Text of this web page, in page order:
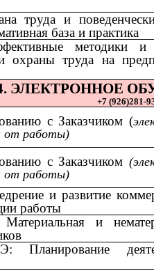
труда и
база и практика
методики и
охраны труда на
ЭЛЕКТРОННОЕ
+7 (926)281-
с Заказчиком (
от работы)
с Заказчиком​​
от работы)
и развитие
работы
и